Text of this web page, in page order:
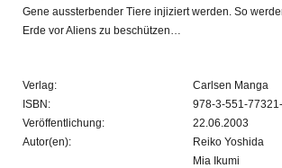
Gene aussterbender Tiere injiziert werden. So
Erde vor Aliens zu beschützen…
Verlag:
ISBN:
Veröffentlichung:
Autor(en):
Carlsen Manga
978-3-551-
22.06.2003
Reiko Yoshida
Mia Ikumi